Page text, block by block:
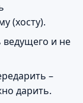
(хосту).
ведущего и не
–
дарить.